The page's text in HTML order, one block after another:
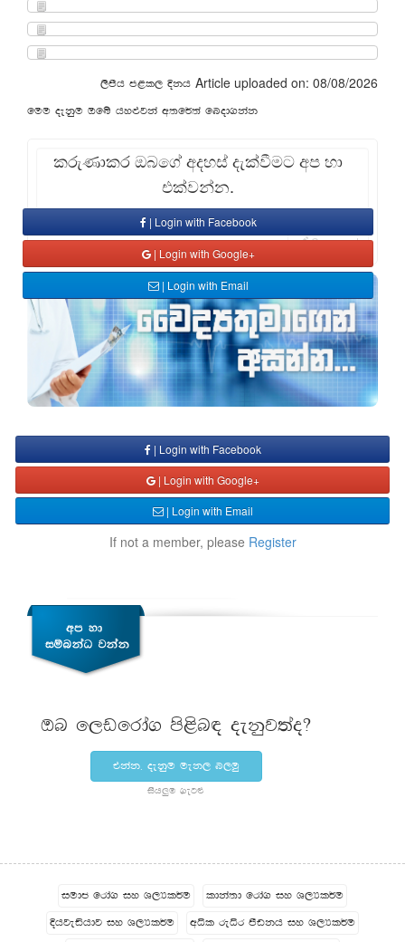
,smsh m<l, Èkh Article uploaded on: 08/08/2026
fuu oekqu Tfí hy¿jka w;f¾;a fnod.kak
කරුණාකර ඔබගේ අදහස් දැක්වීමට අප හා
එක්වන්න.
| Login with Facebook
| Login with Google+
| Login with Email
Comment
| Login with Facebook
| Login with Google+
| Login with Email
If not a member, please Register
Tn f,vfrda. ms<sn| oekqj;ao@
tkak" oekqu uek, n,uq
ish¨‍u .eg¿
iudc frda. iy Y,Hl¾u ldka;d frda. iy Y,Hl¾u
Èhjeähdj iy Y,Hl¾u wêl reêr mSvkh iy Y,Hl¾u